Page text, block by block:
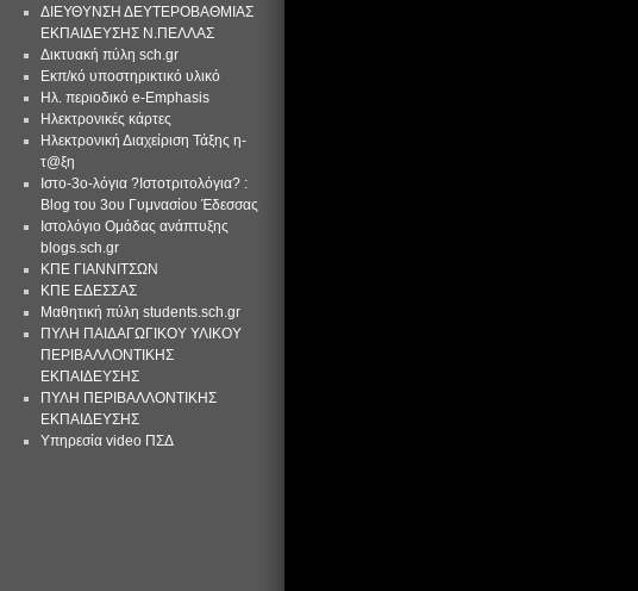
ΔΙΕΥΘΥΝΣΗ ΔΕΥΤΕΡΟΒΑΘΜΙΑΣ
ΕΚΠΑΙΔΕΥΣΗΣ Ν.ΠΕΛΛΑΣ
Δικτυακή πύλη sch.gr
Εκπ/κό υποστηρικτικό υλικό
Ηλ. περιοδικό e-Emphasis
Ηλεκτρονικές κάρτες
Ηλεκτρονική Διαχείριση Τάξης η-
τ@ξη
Ιστο-3ο-λόγια ?Ιστοτριτολόγια? :
Blog του 3ου Γυμνασίου Έδεσσας
Ιστολόγιο Ομάδας ανάπτυξης
blogs.sch.gr
ΚΠΕ ΓΙΑΝΝΙΤΣΩΝ
ΚΠΕ ΕΔΕΣΣΑΣ
Μαθητική πύλη students.sch.gr
ΠΥΛΗ ΠΑΙΔΑΓΩΓΙΚΟΥ ΥΛΙΚΟΥ
ΠΕΡΙΒΑΛΛΟΝΤΙΚΗΣ
ΕΚΠΑΙΔΕΥΣΗΣ
ΠΥΛΗ ΠΕΡΙΒΑΛΛΟΝΤΙΚΗΣ
ΕΚΠΑΙΔΕΥΣΗΣ
Υπηρεσία video ΠΣΔ